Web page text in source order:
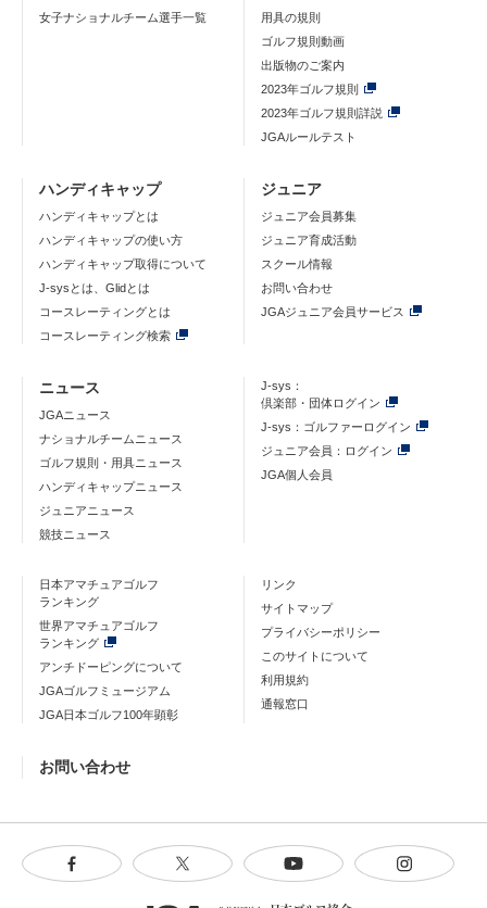
女子ナショナルチーム選手一覧
用具の規則
ゴルフ規則動画
出版物のご案内
2023年ゴルフ規則
2023年ゴルフ規則詳説
JGAルールテスト
ハンディキャップ
ハンディキャップとは
ハンディキャップの使い方
ハンディキャップ取得について
J-sysとは、Glidとは
コースレーティングとは
コースレーティング検索
ジュニア
ジュニア会員募集
ジュニア育成活動
スクール情報
お問い合わせ
JGAジュニア会員サービス
ニュース
JGAニュース
ナショナルチームニュース
ゴルフ規則・用具ニュース
ハンディキャップニュース
ジュニアニュース
競技ニュース
J-sys：
倶楽部・団体ログイン
J-sys：ゴルファーログイン
ジュニア会員：ログイン
JGA個人会員
日本アマチュアゴルフ
ランキング
世界アマチュアゴルフ
ランキング
アンチドーピングについて
JGAゴルフミュージアム
JGA日本ゴルフ100年顕彰
リンク
サイトマップ
プライバシーポリシー
このサイトについて
利用規約
通報窓口
お問い合わせ